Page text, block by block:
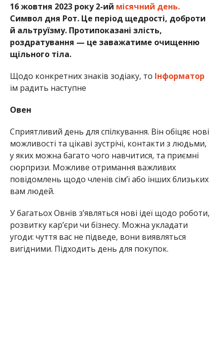
16 жовтня 2023 року 2-ий місячний день.
Символ дня Рот. Це період щедрості, доброти
й альтруїзму. Протипоказані злість,
роздратування — це заважатиме очищенню
щільного тіла.
Щодо конкретних знаків зодіаку, то Інформатор
їм радить наступне
Овен
Сприятливий день для спілкування. Він обіцяє нові
можливості та цікаві зустрічі, контакти з людьми,
у яких можна багато чого навчитися, та приємні
сюрпризи. Можливе отримання важливих
повідомлень щодо членів сім’ї або інших близьких
вам людей.
У багатьох Овнів з’являться нові ідеї щодо роботи,
розвитку кар’єри чи бізнесу. Можна укладати
угоди: чуття вас не підведе, вони виявляться
вигідними. Підходить день для покупок.